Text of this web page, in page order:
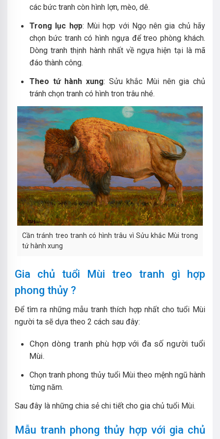
các bức tranh còn hình lợn, mèo, dê.
Trong lục hợp: Mùi hợp với Ngọ nên gia chủ hãy
chọn bức tranh có hình ngựa để treo phòng khách.
Dòng tranh thịnh hành nhất về ngựa hiện tại là mã
đáo thành công.
Theo tứ hành xung: Sửu khắc Mùi nên gia chủ
tránh chọn tranh có hình tron trâu nhé.
Cần tránh treo tranh có hình trâu vì Sửu khắc Mùi trong
tứ hành xung
Gia chủ tuổi Mùi treo tranh gì hợp
phong thủy ?
Để tìm ra những mẫu tranh thích hợp nhất cho tuổi Mùi
người ta sẽ dựa theo 2 cách sau đây:
Chọn dòng tranh phù hợp với đa số người tuổi
Mùi.
Chọn tranh phong thủy tuổi Mùi theo mệnh ngũ hành
từng năm.
Sau đây là những chia sẻ chi tiết cho gia chủ tuổi Mùi.
Mẫu tranh phong thủy hợp với gia chủ